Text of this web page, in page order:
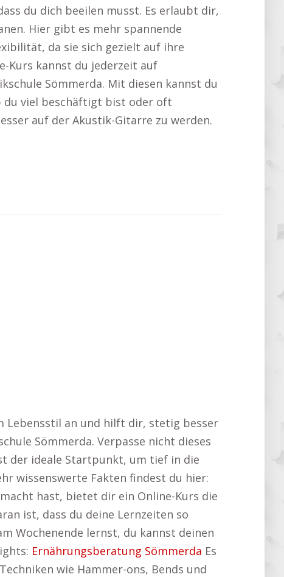
du dich beeilen musst. Es erlaubt dir,
Hier gibt es mehr spannende
da sie sich gezielt auf ihre
Kurs kannst du jederzeit auf
Sömmerda. Mit diesen kannst du
du viel beschäftigt bist oder oft
auf der Akustik-Gitarre zu werden.
Lebensstil an und hilft dir, stetig besser
Sömmerda. Verpasse nicht dieses
der ideale Startpunkt, um tief in die
wissenswerte Fakten findest du hier:
hast, bietet dir ein Online-Kurs die
ist, dass du deine Lernzeiten so
Wochenende lernst, du kannst deinen
Ernährungsberatung Sömmerda Es
wie Hammer-ons, Bends und